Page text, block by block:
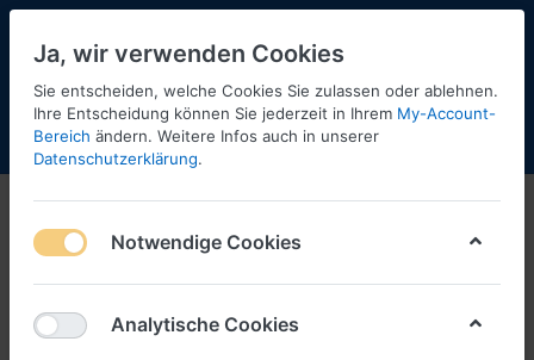
Menü Anmelden Shopaktualisierung
Ja, wir verwenden Cookies
Sie entscheiden, welche Cookies Sie zulassen oder ablehnen.
Ihre Entscheidung können Sie jederzeit in Ihrem My-Account-
Bereich ändern. Weitere Infos auch in unserer
Datenschutzerklärung.
Notwendige Cookies
Analytische Cookies